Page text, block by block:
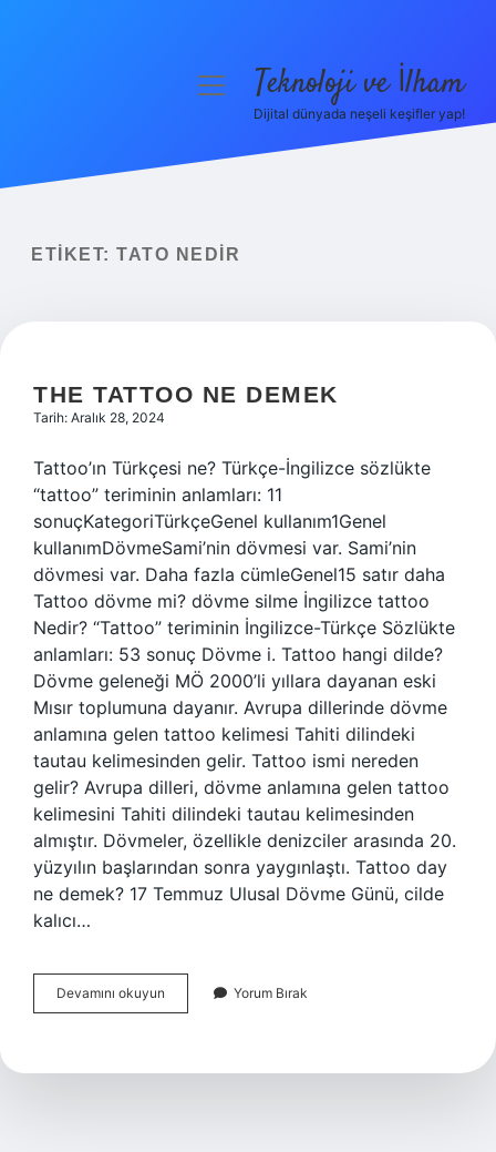
Yasal Uyarı
menüyüTeknoloji ve İlham
Dijital dünyada neşeli keşifler yap!
ETIKET: TATO NEDIR
THE TATTOO NE DEMEK
Tarih: Aralık 28, 2024
Tattoo’ın Türkçesi ne? Türkçe-İngilizce sözlükte
“tattoo” teriminin anlamları: 11
sonuçKategoriTürkçeGenel kullanım1Genel
kullanımDövmeSami’nin dövmesi var. Sami’nin
dövmesi var. Daha fazla cümleGenel15 satır daha
Tattoo dövme mi? dövme silme İngilizce tattoo
Nedir? “Tattoo” teriminin İngilizce-Türkçe Sözlükte
anlamları: 53 sonuç Dövme i. Tattoo hangi dilde?
Dövme geleneği MÖ 2000’li yıllara dayanan eski
Mısır toplumuna dayanır. Avrupa dillerinde dövme
anlamına gelen tattoo kelimesi Tahiti dilindeki
tautau kelimesinden gelir. Tattoo ismi nereden
gelir? Avrupa dilleri, dövme anlamına gelen tattoo
kelimesini Tahiti dilindeki tautau kelimesinden
almıştır. Dövmeler, özellikle denizciler arasında 20.
yüzyılın başlarından sonra yaygınlaştı. Tattoo day
ne demek? 17 Temmuz Ulusal Dövme Günü, cilde
kalıcı…
Devamını okuyun
Tattoo
Yorum Bırak